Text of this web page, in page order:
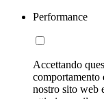
Performance
Accettando
comportamento
nostro sito web